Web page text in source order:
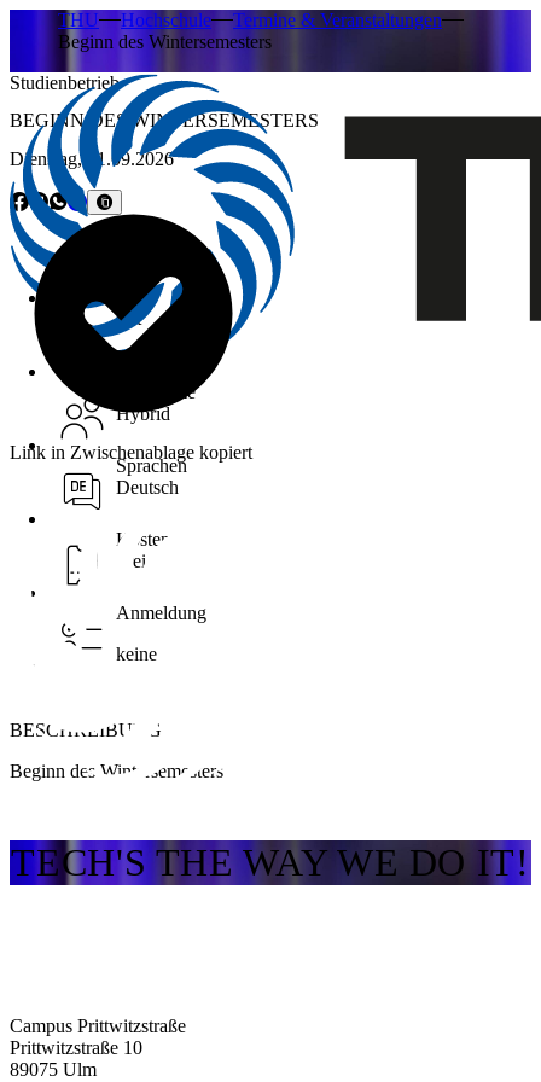
THU Hochschule
Termine & Veranstaltungen
Beginn des Wintersemesters
Studienbetrieb
BEGINN DES WINTERSEMESTERS
Dienstag,
01.09.2026
Link in Zwischenablage kopiert
Ort
Teilnahme
Hybrid
Sprachen
Deutsch
Kosten
Frei
Anmeldung
keine
BESCHREIBUNG
Beginn des Wintersemesters
TECH'S THE WAY WE DO IT!
Campus Prittwitzstraße
Prittwitzstraße 10
89075 Ulm